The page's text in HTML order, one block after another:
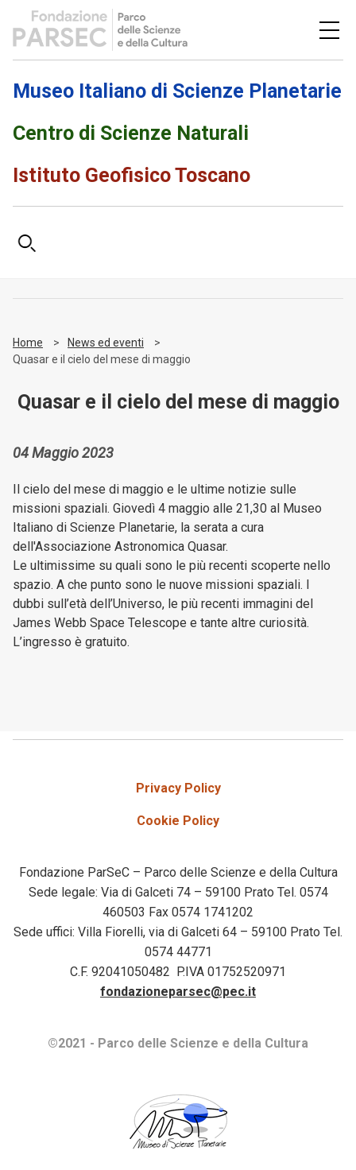
Museo Italiano di Scienze Planetarie
Centro di Scienze Naturali
Istituto Geofisico Toscano
Home
News ed eventi
Quasar e il cielo del mese di maggio
Quasar e il cielo del mese di maggio
04 Maggio 2023
Il cielo del mese di maggio e le ultime notizie sulle
missioni spaziali. Giovedì 4 maggio alle 21,30 al Museo
Italiano di Scienze Planetarie, la serata a cura
dell'Associazione Astronomica Quasar.
Le ultimissime su quali sono le più recenti scoperte nello
spazio. A che punto sono le nuove missioni spaziali. I
dubbi sull’età dell’Universo, le più recenti immagini del
James Webb Space Telescope e tante altre curiosità.
L’ingresso è gratuito.
Privacy Policy
Cookie Policy
Fondazione ParSeC – Parco delle Scienze e della Cultura
Sede legale: Via di Galceti 74 – 59100 Prato Tel. 0574
460503 Fax 0574 1741202
Sede uffici: Villa Fiorelli, via di Galceti 64 – 59100 Prato Tel.
0574 44771
C.F. 92041050482 P.IVA 01752520971
fondazioneparsec@pec.it
©2021 - Parco delle Scienze e della Cultura